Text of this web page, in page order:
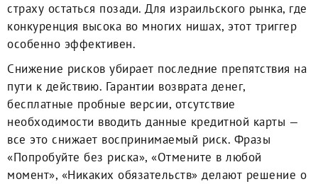
страху остаться позади. Для израильского рынка, где
конкуренция высока во многих нишах, этот триггер
особенно эффективен.
Снижение рисков убирает последние препятствия на
пути к действию. Гарантии возврата денег,
бесплатные пробные версии, отсутствие
необходимости вводить данные кредитной карты —
все это снижает воспринимаемый риск. Фразы
«Попробуйте без риска», «Отмените в любой
момент», «Никаких обязательств» делают решение о